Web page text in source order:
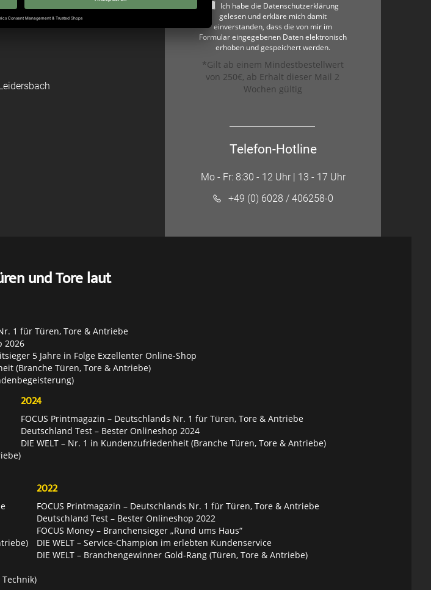
Ich habe die Datenschutzerklärung
gelesen und erkläre mich damit
einverstanden, dass die von mir im
Formular eingegebenen Daten elektronisch
erhoben und gespeichert werden.
*Gilt ab einem Mindestbestellwert
von 250€, ab Erhalt dieser Mail 2
Wochen gültig
Telefon-Hotline
Mo - Fr: 8:30 - 12 Uhr | 13 - 17 Uhr
+49 (0) 6028 / 406258-0
und Tore laut
1 für Türen, Tore & Antriebe
2026
5 Jahre in Folge Exzellenter Online-Shop
(Branche Türen, Tore & Antriebe)
2024
FOCUS Printmagazin – Deutschlands Nr. 1 für Türen, Tore & Antriebe
Deutschland Test – Bester Onlineshop 2024
DIE WELT – Nr. 1 in Kundenzufriedenheit (Branche Türen, Tore & Antriebe)
2022
FOCUS Printmagazin – Deutschlands Nr. 1 für Türen, Tore & Antriebe
Deutschland Test – Bester Onlineshop 2022
FOCUS Money – Branchensieger „Rund ums Haus“
DIE WELT – Service-Champion im erlebten Kundenservice
DIE WELT – Branchengewinner Gold-Rang (Türen, Tore & Antriebe)